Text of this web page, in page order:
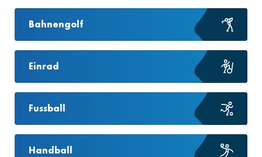
Bahnengolf
Einrad
Fussball
Handball